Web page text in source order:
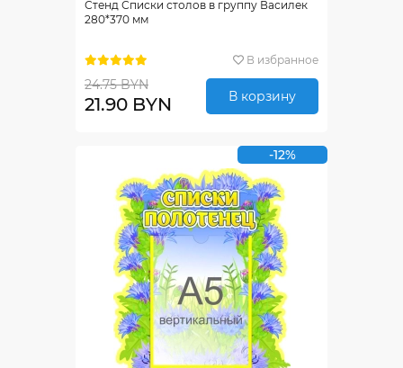
Стенд Списки столов в группу Василек
280*370 мм
В избранное
24.75 BYN
21.90 BYN В корзину
-12%